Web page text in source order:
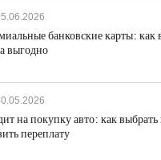
банковские карты: как
выгодно
на покупку авто: как выбрать
переплату